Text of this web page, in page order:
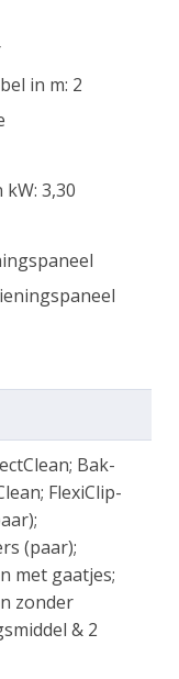
in m: 2
3,30
Bak-
FlexiClip-
(paar);
met gaatjes;
zonder
& 2